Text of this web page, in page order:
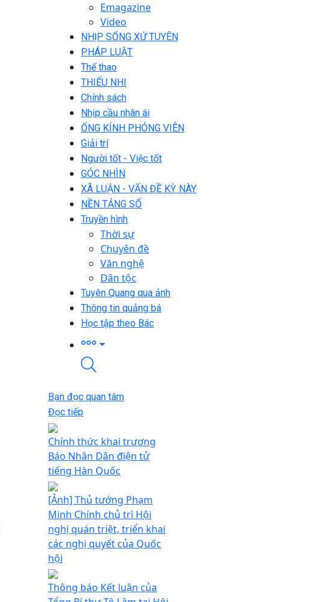
Emagazine
Video
NHỊP SỐNG XỨ TUYÊN
PHÁP LUẬT
Thể thao
THIẾU NHI
Chính sách
Nhịp cầu nhân ái
ỐNG KÍNH PHÓNG VIÊN
Giải trí
Người tốt - Việc tốt
GÓC NHÌN
XÃ LUẬN - VẤN ĐỀ KỲ NÀY
NỀN TẢNG SỐ
Truyền hình
Thời sự
Chuyên đề
Văn nghệ
Dân tộc
Tuyên Quang qua ảnh
Thông tin quảng bá
Học tập theo Bác
Bạn đọc quan tâm
Đọc tiếp
Chính thức khai trương
Báo Nhân Dân điện tử
tiếng Hàn Quốc
[Ảnh] Thủ tướng Phạm
Minh Chính chủ trì Hội
nghị quán triệt, triển khai
các nghị quyết của Quốc
hội
Thông báo Kết luận của